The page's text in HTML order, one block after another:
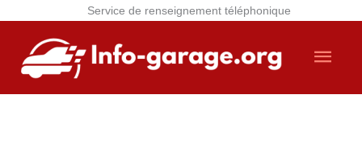
Service de renseignement téléphonique
contenu